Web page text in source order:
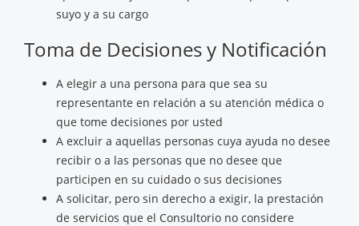
suyo y a su cargo
Toma de Decisiones y Notificación
A elegir a una persona para que sea su
representante en relación a su atención médica o
que tome decisiones por usted
A excluir a aquellas personas cuya ayuda no desee
recibir o a las personas que no desee que
participen en su cuidado o sus decisiones
A solicitar, pero sin derecho a exigir, la prestación
de servicios que el Consultorio no considere